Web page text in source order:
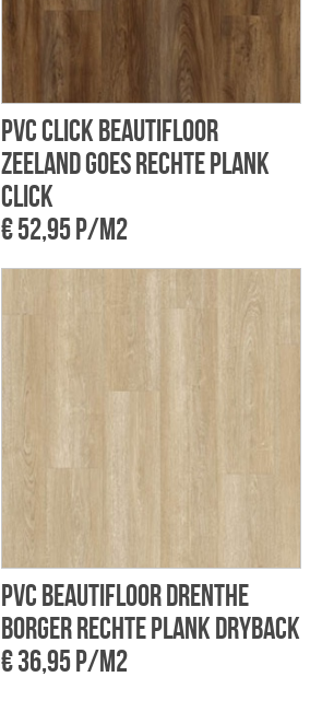
PVC Click Beautifloor
Zeeland Goes rechte plank
click
€ 52,95 p/m2
PVC Beautifloor Drenthe
Borger rechte plank dryback
€ 36,95 p/m2